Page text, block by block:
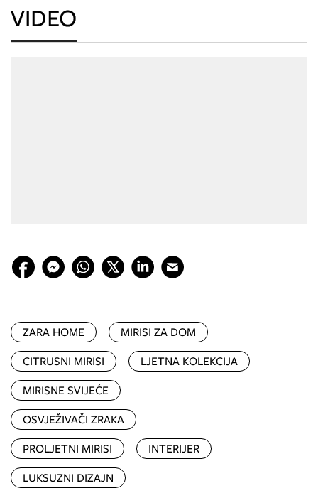
VIDEO
ZARA HOME
MIRISI ZA DOM
CITRUSNI MIRISI
LJETNA KOLEKCIJA
MIRISNE SVIJEĆE
OSVJEŽIVAČI ZRAKA
PROLJETNI MIRISI
INTERIJER
LUKSUZNI DIZAJN